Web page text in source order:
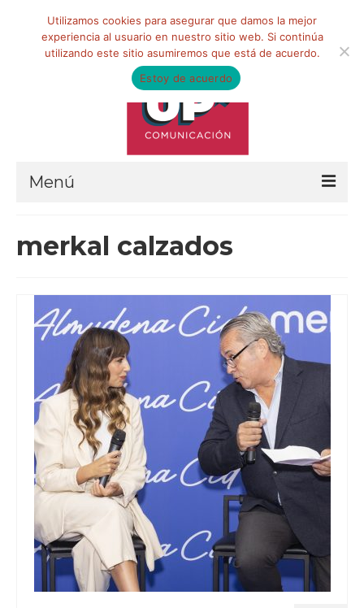
Menú
QUIÉNES SOMOS
Qué hacemos
Marketing de influencia
Equipo
CLIENTES
BLOG
CONTACTO
merkal calzados
Utilizamos cookies para asegurar que damos la mejor
experiencia al usuario en nuestro sitio web. Si continúa
utilizando este sitio asumiremos que está de acuerdo.
Estoy de acuerdo